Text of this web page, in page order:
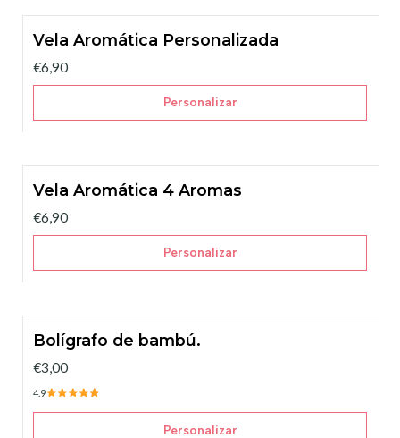
Vela Aromática Personalizada
€6,90
Personalizar
Vela Aromática 4 Aromas
€6,90
Personalizar
Bolígrafo de bambú.
€3,00
4.9
Personalizar